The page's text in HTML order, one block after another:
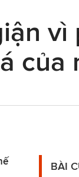
vì
của
BÀI